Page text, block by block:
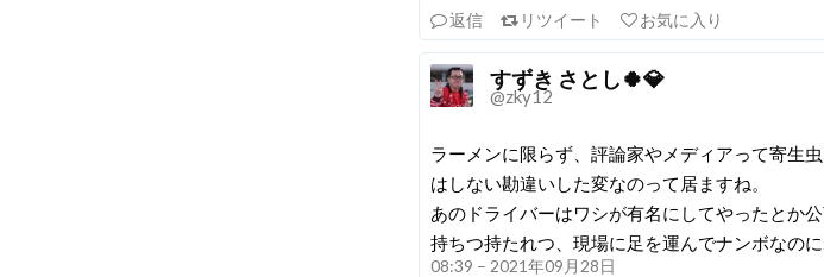
返信
リツイート お気に入り
すずき さとし🍀💎
@zky12
ラーメンに限らず、評論家やメディアって寄生
はしない勘違いした変なのって居ますね。
あのドライバーはワシが有名にしてやったとか
持ちつ持たれつ、現場に足を運んでナンボなのに
08:39 – 2021年09月28日